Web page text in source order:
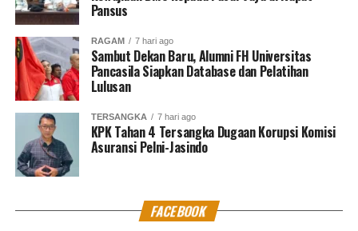
Pansus
RAGAM 7 hari ago
Sambut Dekan Baru, Alumni FH Universitas
Pancasila Siapkan Database dan Pelatihan
Lulusan
TERSANGKA 7 hari ago
KPK Tahan 4 Tersangka Dugaan Korupsi Komisi
Asuransi Pelni-Jasindo
FACEBOOK